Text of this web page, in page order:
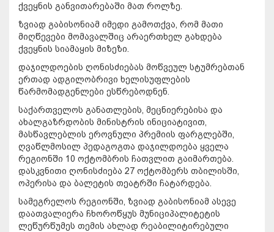
ქვეყნის განვითარებაში მათ როლზე.
ზვიად გაბისონიამ იმედი გამოთქვა, რომ მათი
მიღწევები მომავალშიც არაერთხელ გახდება
ქვეყნის სიამაყის მიზეზი.
დაჯილდოების ღონისძიებას მოწვეულ სტუმრებთან
ერთად ადგილობრივი ხელისუფლების
წარმომადგენლები ესწრებოდნენ.
საქართველოს განათლების, მეცნიერებისა და
ახალგაზრდობის მინისტრის ინიციატივით,
მასწავლებლის ეროვნული პრემიის ფარგლებში,
ღვაწლმოსილ პედაგოგთა დაჯილდოება ყველა
რეგიონში 10 ოქტომბრის ჩათვლით გაიმართება.
დასკვნითი ღონისძიება 27 ოქტომბერს თბილისში,
ოპერისა და ბალეტის თეატრში ჩატარდება.
სამეგრელოს რეგიონში, ზვიად გაბისონიამ ასევე
დაათვალიერა ჩხოროწყუს მუნიციპალიტეტის
ლეწურწუმეს თემის ახლად რეაბილიტირებული